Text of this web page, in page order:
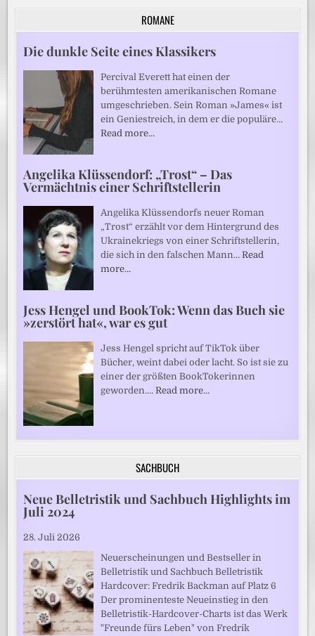
ROMANE
Die dunkle Seite eines Klassikers
Percival Everett hat einen der
berühmtesten amerikanischen Romane
umgeschrieben. Sein Roman »James« ist
ein Geniestreich, in dem er die populäre…
Read more…
Angelika Klüssendorf: „Trost“ – Das
Vermächtnis einer Schriftstellerin
Angelika Klüssendorfs neuer Roman
„Trost“ erzählt vor dem Hintergrund des
Ukrainekriegs von einer Schriftstellerin,
die sich in den falschen Mann…Read
more…
Jess Hengel und BookTok: Wenn das Buch sie
»zerstört hat«, war es gut
Jess Hengel spricht auf TikTok über
Bücher, weint dabei oder lacht. So ist sie zu
einer der größten BookTokerinnen
geworden.…Read more…
SACHBUCH
Neue Belletristik und Sachbuch Highlights im
Juli 2024
28. Juli 2026
Neuerscheinungen und Bestseller in
Belletristik und Sachbuch Belletristik
Hardcover: Fredrik Backman auf Platz 6
Der prominenteste Neueinstieg in den
Belletristik-Hardcover-Charts ist das Werk
"Freunde fürs Leben" von Fredrik